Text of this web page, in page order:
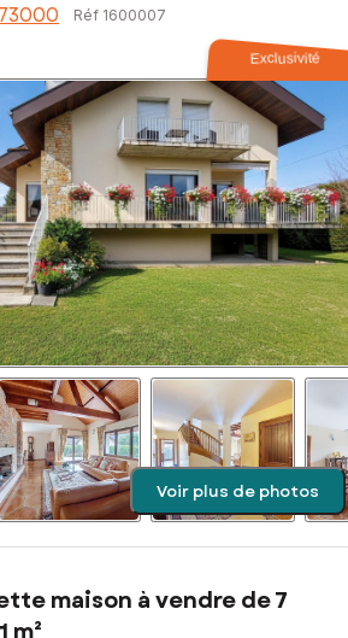
Réf 1600007
Exclusivité
Voir plus de photos
maison à vendre de 7